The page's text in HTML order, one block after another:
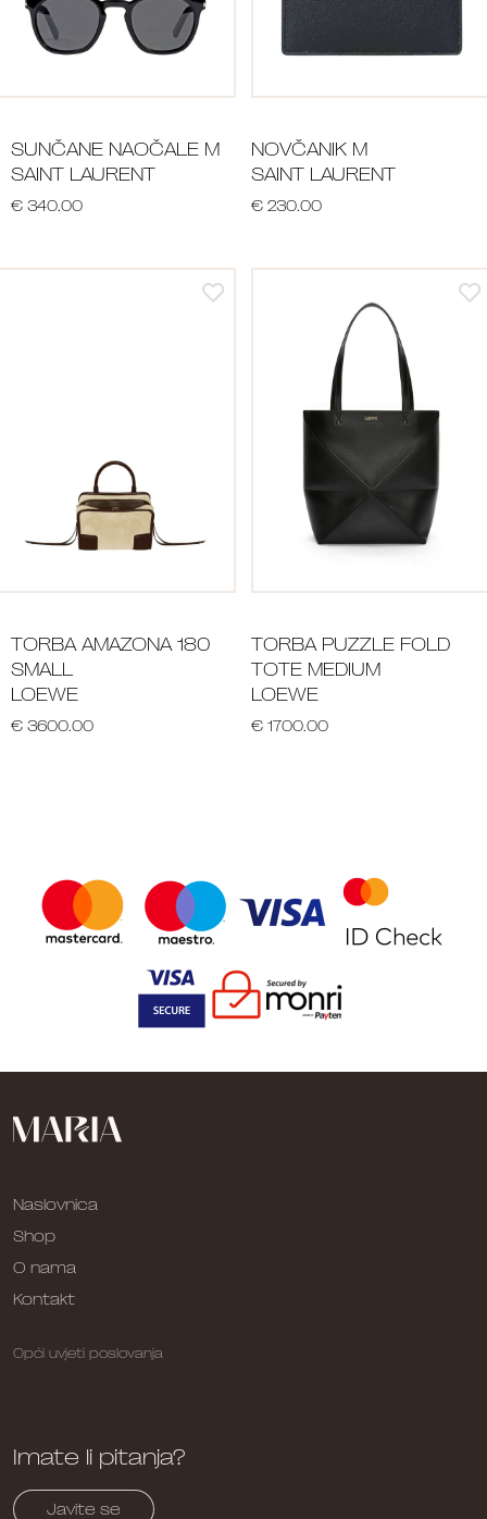
SUNČANE NAOČALE M
SAINT LAURENT
€ 340.00
NOVČANIK M
SAINT LAURENT
€ 230.00
TORBA AMAZONA 180
SMALL
LOEWE
€ 3600.00
TORBA PUZZLE FOLD
TOTE MEDIUM
LOEWE
€ 1700.00
Naslovnica
Shop
O nama
Kontakt
Opći uvjeti poslovanja
Imate li pitanja?
Javite se